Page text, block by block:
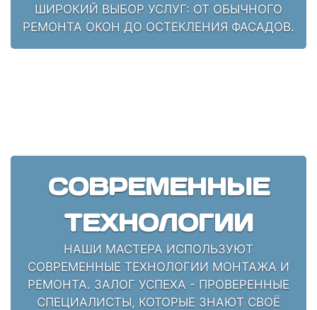
ШИРОКИЙ ВЫБОР УСЛУГ: ОТ ОБЫЧНОГО
РЕМОНТА ОКОН ДО ОСТЕКЛЕНИЯ ФАСАДОВ.
СОВРЕМЕННЫЕ
ТЕХНОЛОГИИ
НАШИ МАСТЕРА ИСПОЛЬЗУЮТ
СОВРЕМЕННЫЕ ТЕХНОЛОГИИ МОНТАЖА И
РЕМОНТА. ЗАЛОГ УСПЕХА - ПРОВЕРЕННЫЕ
СПЕЦИАЛИСТЫ, КОТОРЫЕ ЗНАЮТ СВОЁ